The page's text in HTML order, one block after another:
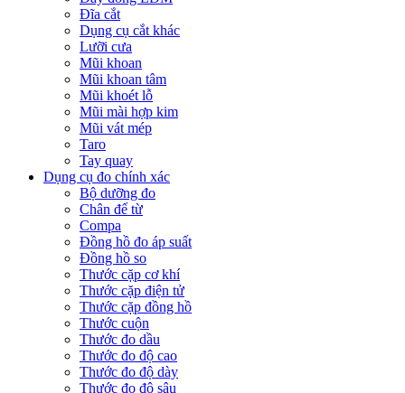
Đĩa cắt
Dụng cụ cắt khác
Lưỡi cưa
Mũi khoan
Mũi khoan tâm
Mũi khoét lỗ
Mũi mài hợp kim
Mũi vát mép
Taro
Tay quay
Dụng cụ đo chính xác
Bộ dưỡng đo
Chân đế từ
Compa
Đồng hồ đo áp suất
Đồng hồ so
Thước cặp cơ khí
Thước cặp điện tử
Thước cặp đồng hồ
Thước cuộn
Thước đo dầu
Thước đo độ cao
Thước đo độ dày
Thước đo độ sâu